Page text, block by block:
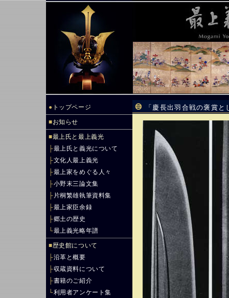
● トップページ
■お知らせ
■最上氏と最上義光
├最上氏と義光について
├文化人最上義光
├最上家をめぐる人々
├小野末三論文集
├ 片桐繁雄執筆資料集
├最上家臣余録
├郷土の歴史
└最上義光略年譜
■歴史館について
├沿革と概要
├収蔵資料について
├書籍のご紹介
└利用者アンケート集
「慶長出羽合戦の褒賞